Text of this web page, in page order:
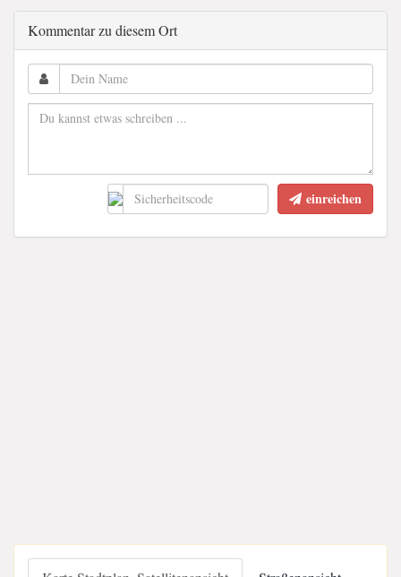
Kommentar zu diesem Ort
einreichen